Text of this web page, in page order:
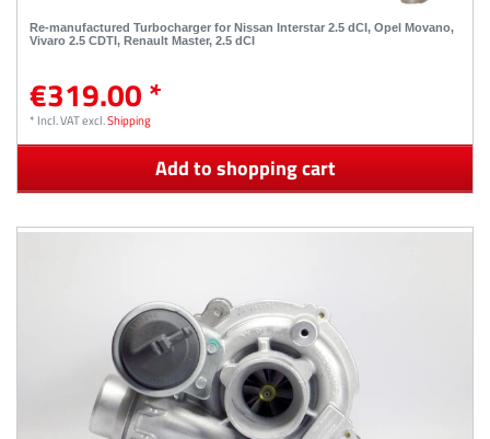
Re-manufactured Turbocharger for Nissan Interstar 2.5 dCI, Opel Movano,
Vivaro 2.5 CDTI, Renault Master, 2.5 dCI
€319.00 *
* Incl. VATexcl.Shipping
Add to shopping cart